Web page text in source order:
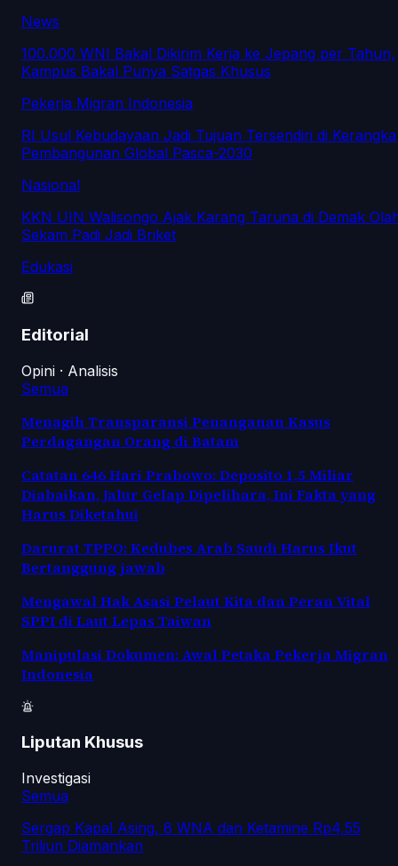
News
100.000 WNI Bakal Dikirim Kerja ke Jepang per Tahun,
Kampus Bakal Punya Satgas Khusus
Pekerja Migran Indonesia
RI Usul Kebudayaan Jadi Tujuan Tersendiri di Kerangka
Pembangunan Global Pasca-2030
Nasional
KKN UIN Walisongo Ajak Karang Taruna di Demak
Sekam Padi Jadi Briket
Edukasi
Editorial
Opini · Analisis
Semua
Menagih Transparansi Penanganan Kasus
Perdagangan Orang di Batam
Catatan 646 Hari Prabowo: Deposito 1,5 Miliar
Diabaikan, Jalur Gelap Dipelihara, Ini Fakta yang
Harus Diketahui
Darurat TPPO: Kedubes Arab Saudi Harus Ikut
Bertanggung jawab
Mengawal Hak Asasi Pelaut Kita dan Peran Vital
SPPI di Laut Lepas Taiwan
Manipulasi Dokumen: Awal Petaka Pekerja Migran
Indonesia
Liputan Khusus
Investigasi
Semua
Sergap Kapal Asing, 8 WNA dan Ketamine Rp4,55
Triliun Diamankan